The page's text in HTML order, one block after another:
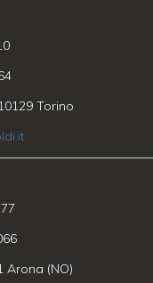
Torino
Arona (NO)